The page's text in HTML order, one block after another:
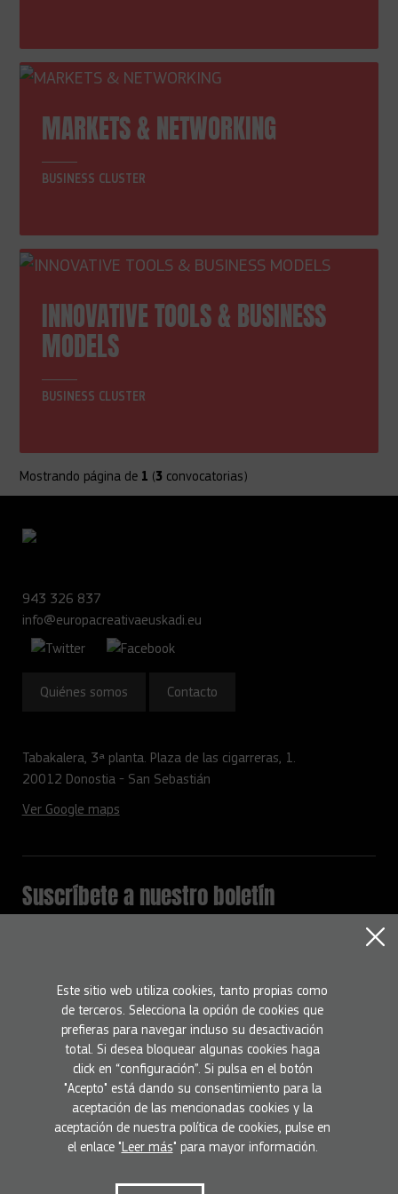
MARKETS & NETWORKING
BUSINESS CLUSTER
INNOVATIVE TOOLS & BUSINESS
MODELS
BUSINESS CLUSTER
Mostrando página de 1 (3 convocatorias)
943 326 837
info@europacreativaeuskadi.eu
Quiénes somos Contacto
Tabakalera, 3ª planta. Plaza de las cigarreras, 1.
20012 Donostia - San Sebastián
Ver Google maps
Suscríbete a nuestro boletín
Nombre
Email
He leído y acepto la Política de privacidad Suscríbete
Este sitio web utiliza cookies, tanto propias como
de terceros. Selecciona la opción de cookies que
prefieras para navegar incluso su desactivación
total. Si desea bloquear algunas cookies haga
click en “configuración”. Si pulsa en el botón
"Acepto" está dando su consentimiento para la
aceptación de las mencionadas cookies y la
aceptación de nuestra política de cookies, pulse en
el enlace "Leer más" para mayor información.